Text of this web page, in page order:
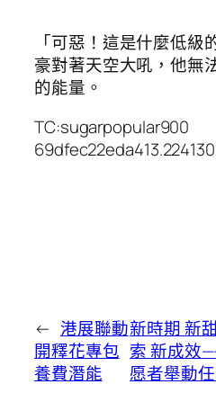
「可惡！這是什麼低
豪對著天空大吼，他無
的能量。
TC:sugarpopular900
← 港展聯動
開釋花專包
養費潛能
新時期 新
索 新成效
愿者舉動